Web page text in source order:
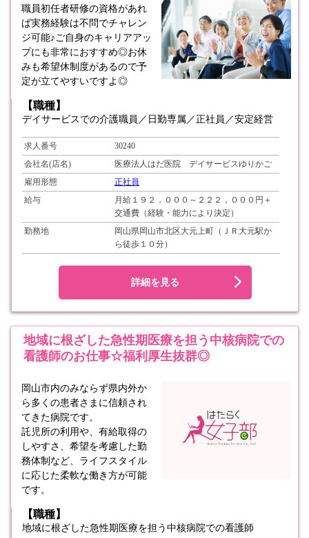
職員初任者研修の資格があれ
ば実務経験は不問でチャレン
ジ可能♪ご自身のキャリアアッ
プにも非常におすすめ◎お休
みも希望休制度があるので予
定が立てやすいですよ◎
【職種】
デイサービスでの介護職員／日勤専属／正社員／安定経営
求人番号
30240
会社名(店名)
医療法人はだ医院 デイサービスゆりかご
雇用形態
正社員
給与
月給１９２，０００～２２２，０００円＋
交通費（経験・能力により決定）
勤務地
岡山県岡山市北区大元上町（ＪＲ大元駅か
ら徒歩１０分）
詳細を見る
地域に根ざした急性期医療を担う中核病院での
看護師のお仕事☆福利厚生抜群◎
岡山市内のみならず県内外か
ら多くの患者さまに信頼され
てきた病院です。
託児所の利用や、有給取得の
しやすさ、希望を考慮した勤
務体制など、ライフスタイル
に応じた柔軟な働き方が可能
です。
【職種】
地域に根ざした急性期医療を担う中核病院での看護師